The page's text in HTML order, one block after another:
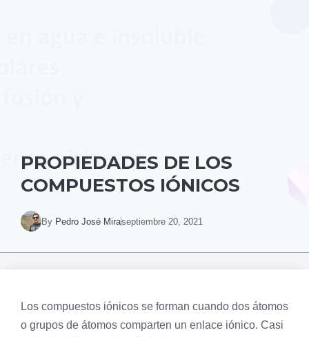
PROPIEDADES DE LOS
COMPUESTOS IÓNICOS
By Pedro José Miraseptiembre 20, 2021
Los compuestos iónicos se forman cuando dos átomos
o grupos de átomos comparten un enlace iónico. Casi